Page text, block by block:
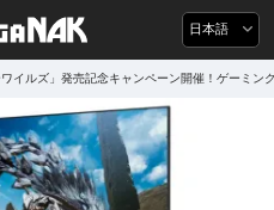
日本語
ワイルズ」発売記念キャンペーン開催！ゲーミン